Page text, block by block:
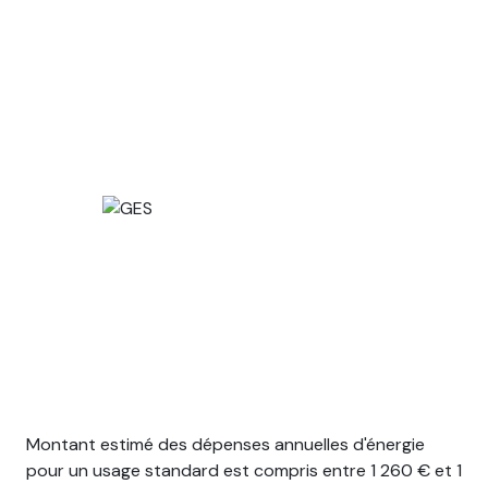
Montant estimé des dépenses annuelles d'énergie
pour un usage standard est compris entre 1 260 € et 1